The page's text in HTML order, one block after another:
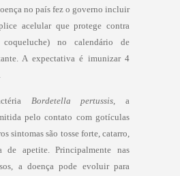
no país fez o governo incluir
acelular que protege contra
no calendário de
A expectativa é imunizar 4
Bordetella pertussis , a
pelo contato com gotículas
sintomas são tosse forte, catarro,
apetite. Principalmente nas
a doença pode evoluir para